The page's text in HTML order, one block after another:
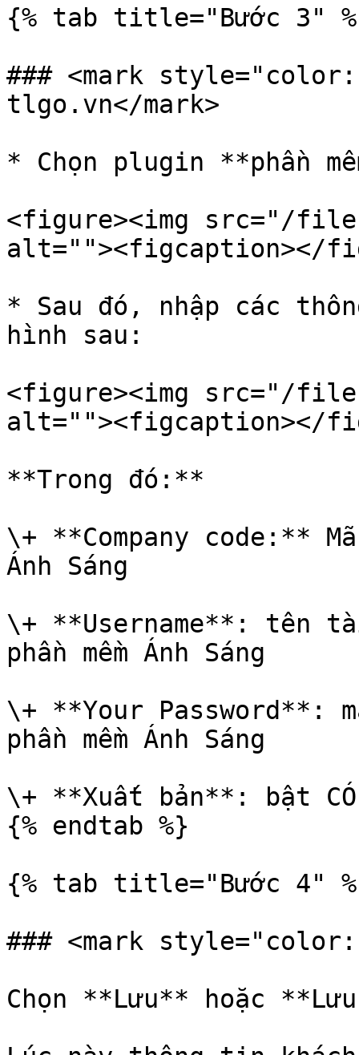
{% tab title="Bước 3"
### <mark
tlgo.vn</mark>
* Chọn plugin **phần
<figure><img src="/files/
alt=""><figcaption></
* Sau đó, nhập các
hình sau:
<figure><img src="/
alt=""><figcaption></
**Trong đó:**
\+ **Company code:**
Ánh Sáng
\+ **Username**: tên
phần mềm Ánh Sáng
\+ **Your Password**:
phần mềm Ánh Sáng
\+ **Xuất bản**: bật
{% endtab %}
{% tab title="Bước 4"
### <mark
Chọn **Lưu** hoặc